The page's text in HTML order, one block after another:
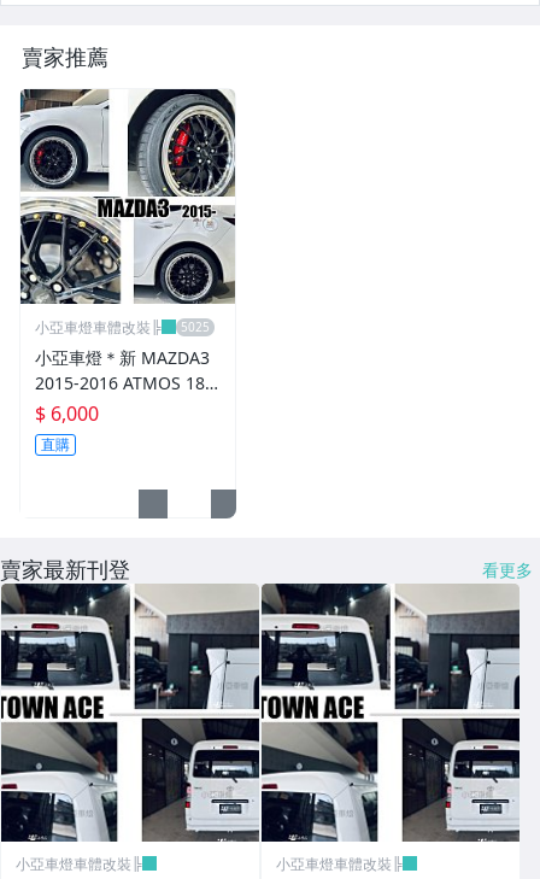
進氣套件 進氣系統 全系列
其它
賣家推薦
小亞車燈車體改裝╠
小亞車燈＊新 MAZDA3
2015-2016 ATMOS 18
吋 鋁圈 輪框 18*8.5 5/1
08 ET40 5孔108 銀黑車
邊 鉚釘款
$ 6,000
直購
賣家最新刊登 看更多
小亞車燈車體改裝╠ 小亞車燈車體改裝╠